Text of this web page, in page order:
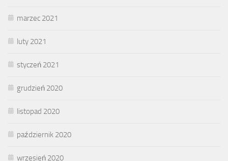
marzec 2021
luty 2021
styczeń 2021
grudzień 2020
listopad 2020
październik 2020
wrzesień 2020